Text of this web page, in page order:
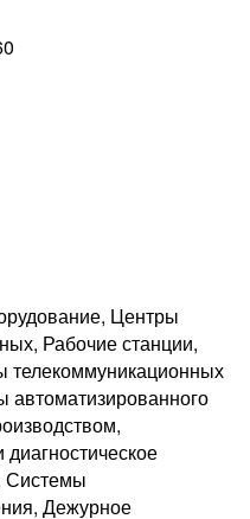
Центры
Рабочие станции,
телекоммуникационных
автоматизированного
Системы
Дежурное